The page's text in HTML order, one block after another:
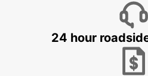
24 hour